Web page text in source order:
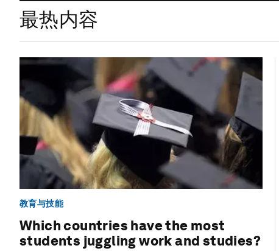
最热内容
教育与技能
Which countries have the most
students juggling work and studies?